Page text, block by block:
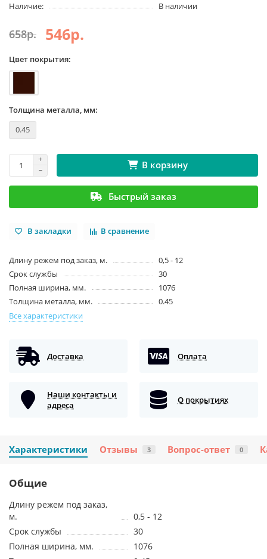
Наличие:
В наличии
658р. 546р.
Цвет покрытия:
Толщина металла, мм:
0.45
В корзину
Быстрый заказ
В закладки В сравнение
Длину режем под заказ, м.
0,5 - 12
Срок службы
30
Полная ширина, мм.
1076
Толщина металла, мм.
0.45
Все характеристики
Доставка Оплата
Наши контакты и
адреса
О покрытиях
Характеристики Отзывы 3 Вопрос-ответ 0
Общие
Длину режем под заказ,
м.
0,5 - 12
Срок службы
30
Полная ширина, мм.
1076